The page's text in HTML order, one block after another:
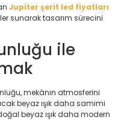
Jupiter şerit led fiyatları
sunarak tasarım sürecini
ile
mekânın atmosferini
beyaz ışık daha samimi
beyaz ışık daha modern